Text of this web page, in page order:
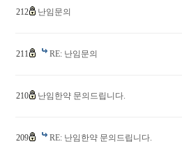
212 난임문의
211 RE: 난임문의
210 난임한약 문의드립니다.
209 RE: 난임한약 문의드립니다.